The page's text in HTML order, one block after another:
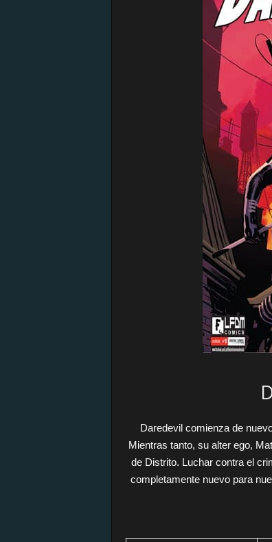
Daredevil comienza de
Mientras tanto, su alter ego,
de Distrito. Luchar contra el
completamente nuevo para